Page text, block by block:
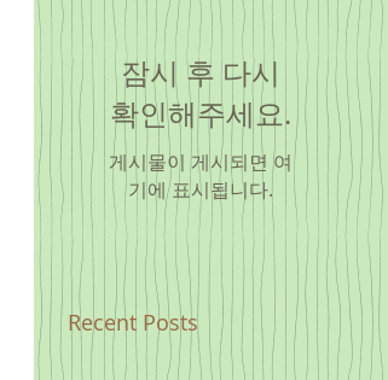
잠시 후 다시
확인해주세요.
게시물이 게시되면 여
기에 표시됩니다.
Recent Posts